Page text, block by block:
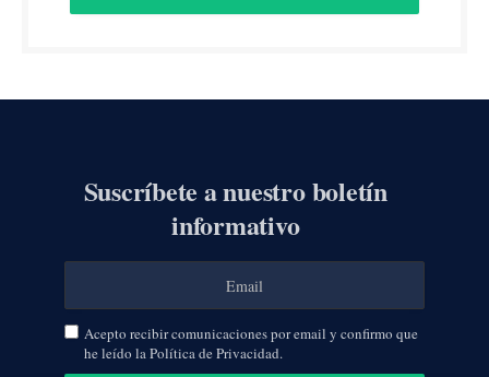
Suscríbete a nuestro boletín
informativo
Acepto recibir comunicaciones por email y confirmo que
he leído la Política de Privacidad.